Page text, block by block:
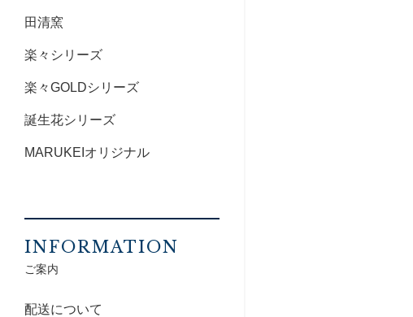
田清窯
楽々シリーズ
楽々GOLDシリーズ
誕生花シリーズ
MARUKEIオリジナル
INFORMATION
ご案内
配送について